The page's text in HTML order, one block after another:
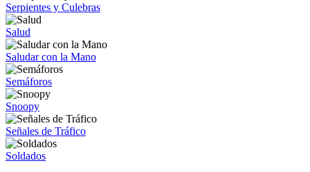
Serpientes y Culebras
Salud
Saludar con la Mano
Semáforos
Snoopy
Señales de Tráfico
Soldados